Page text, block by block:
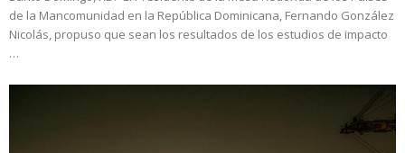
de la Mancomunidad en la República Dominicana, Fernando González
Nicolás, propuso que sean los resultados de los estudios de impacto
…